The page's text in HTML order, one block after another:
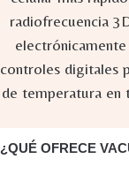
radiofrecuencia
controles digitales
de temperatura en
¿QUÉ OFRECE